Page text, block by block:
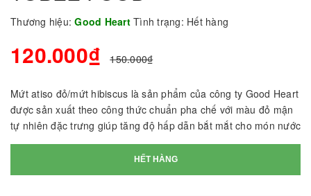
Thương hiệu: Good Heart Tình trạng: Hết hàng
120.000₫ 150.000₫
Mứt atiso đỏ/mứt hibiscus là sản phẩm của công ty Good Heart
được sản xuất theo công thức chuẩn pha chế với màu đỏ mận
tự nhiên đặc trưng giúp tăng độ hấp dẫn bắt mắt cho món nước
HẾT HÀNG